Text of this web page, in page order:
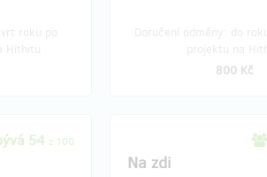
800 Kč
54 z 100
Na zdi